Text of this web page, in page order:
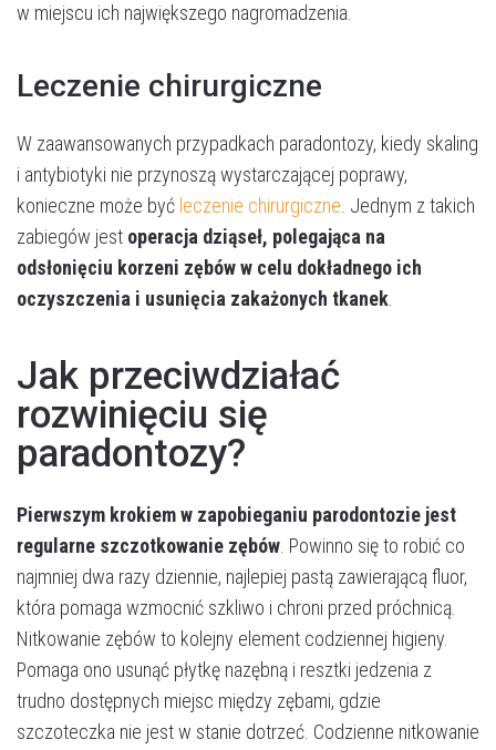
w miejscu ich największego nagromadzenia.
Leczenie chirurgiczne
W zaawansowanych przypadkach paradontozy, kiedy skaling
i antybiotyki nie przynoszą wystarczającej poprawy,
konieczne może być leczenie chirurgiczne . Jednym z takich
zabiegów jest operacja dziąseł, polegająca na
odsłonięciu korzeni zębów w celu dokładnego ich
oczyszczenia i usunięcia zakażonych tkanek
Jak przeciwdziałać
rozwinięciu się
paradontozy?
Pierwszym krokiem w zapobieganiu parodontozie jest
regularne szczotkowanie zębów . Powinno się to robić co
najmniej dwa razy dziennie, najlepiej pastą zawierającą fluor,
która pomaga wzmocnić szkliwo i chroni przed próchnicą.
Nitkowanie zębów to kolejny element codziennej higieny.
Pomaga ono usunąć płytkę nazębną i resztki jedzenia z
trudno dostępnych miejsc między zębami, gdzie
szczoteczka nie jest w stanie dotrzeć. Codzienne nitkowanie
Umów wizytę